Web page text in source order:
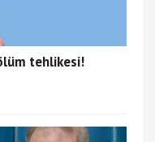
tehlikesi!